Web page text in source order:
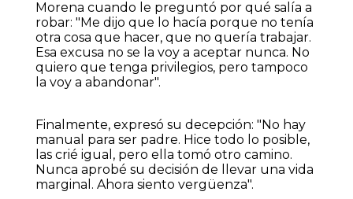
Morena cuando le preguntó por qué salía a
robar: "Me dijo que lo hacía porque no tenía
otra cosa que hacer, que no quería trabajar.
Esa excusa no se la voy a aceptar nunca. No
quiero que tenga privilegios, pero tampoco
la voy a abandonar".
Finalmente, expresó su decepción: "No hay
manual para ser padre. Hice todo lo posible,
las crié igual, pero ella tomó otro camino.
Nunca aprobé su decisión de llevar una vida
marginal. Ahora siento vergüenza".